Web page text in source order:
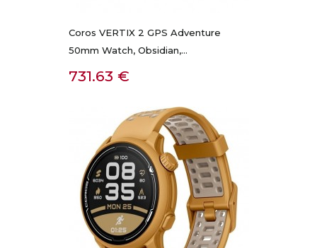
Coros VERTIX 2 GPS Adventure
50mm Watch, Obsidian,...
Kaina
731.63 €